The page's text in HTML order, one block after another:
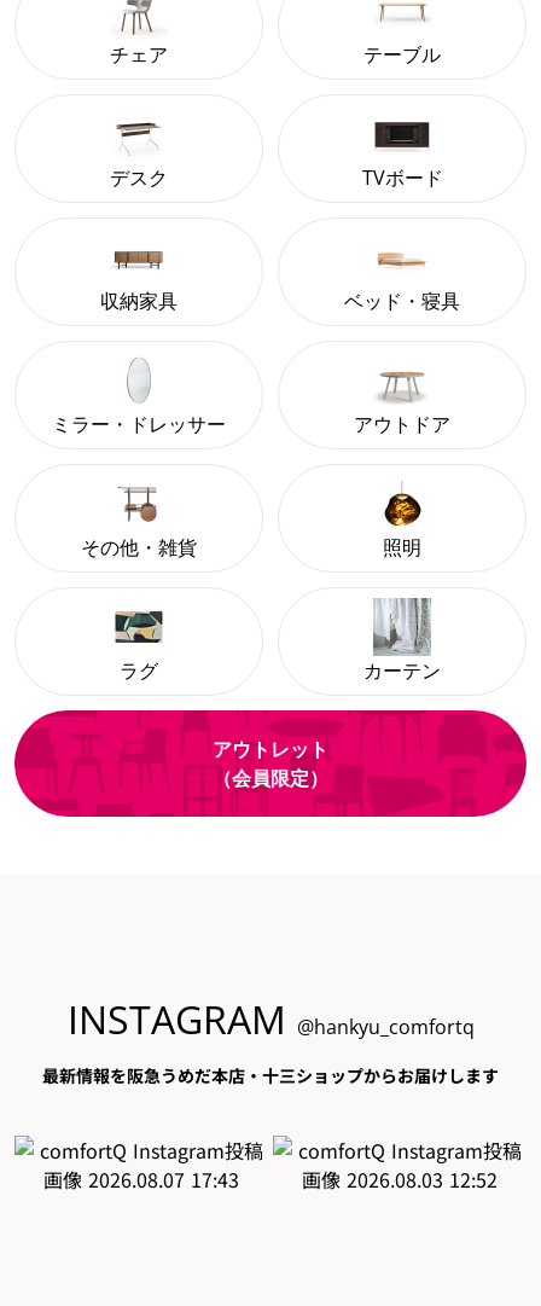
チェア テーブル
デスク TVボード
収納家具 ベッド・寝具
ミラー・ドレッサー アウトドア
その他・雑貨 照明
ラグ カーテン
アウトレット
（会員限定）
INSTAGRAM @hankyu_comfortq
最新情報を阪急うめだ本店・十三ショップからお届けします